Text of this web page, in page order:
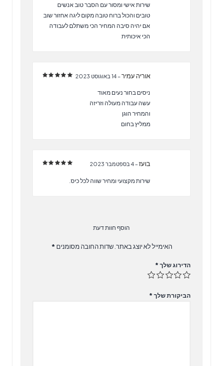
שירות אישי ומסור עם הסבר טוב אנשים
טובים והכול ברוח טובה מקום ליגה אחזור שוב
אם יהיה סיבה המחיר הכי משתלם לעבודה
הכי איכותית
אוריה עמיר–14 באוגוסט 2023
ניסים בחור נעים מאוד
עשה עבודה מעולה וזריזה
והמחיר הוגן
ממליץ בחום
בועז–4 בספטמבר 2023
שירות מקצועי ומחיר שווה לכל כיס.
הוסף חוות דעת
האימייל לא יוצג באתר. שדות החובה מסומנים *
הדירוג שלך *
הביקורת שלך *